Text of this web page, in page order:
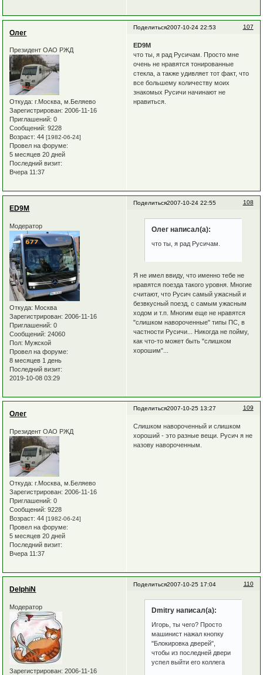
Поделиться 107
2007-10-24 22:53
Олег
Президент ОАО РЖД
Откуда: г.Москва, м.Беляево
Зарегистрирован: 2006-11-16
Приглашений: 0
Сообщений: 9228
Возраст: 44[1982-06-24]
Провел на форуме:
5 месяцев 20 дней
Последний визит:
Вчера 11:37
ED9M
что ты, я рад Русичам. Просто мне
очень не нравятся тонированные
стекла, а также удивляет тот факт, что
все большему количеству моих
знакомых Русичи начинают не
нравиться.
Поделиться 108
2007-10-24 22:55
ED9M
Модератор
Откуда: Москва
Зарегистрирован: 2006-11-16
Приглашений: 0
Сообщений: 24060
Пол: Мужской
Провел на форуме:
8 месяцев 1 день
Последний визит:
2019-10-08 03:29
Олег написал(а):
что ты, я рад Русичам.
Я не имел ввиду, что именно тебе не
нравятся поезда такого уровня. Многие
считают, что Русич самый ужасный и
безвкусный поезд, с самым ужасным
ходом и т.п. Многим еще не нравятся
"слишком навороченные" типы ПС, в
частности Русичи... Никогда не пойму,
как что-то может быть "слишком
хорошим"...
Поделиться 109
2007-10-25 13:27
Олег
Президент ОАО РЖД
Откуда: г.Москва, м.Беляево
Зарегистрирован: 2006-11-16
Приглашений: 0
Сообщений: 9228
Возраст: 44[1982-06-24]
Провел на форуме:
5 месяцев 20 дней
Последний визит:
Вчера 11:37
Слишком навороченный и слишком
хороший - это разные вещи. Русич я не
назову навороченным.
Поделиться 110
2007-10-25 17:04
DelphiN
Модератор
Зарегистрирован: 2006-11-16
Dmitry написал(а):
Игорь, ты чего? Просто
машинист нажал кнопку
"Блокировка дверей",
чтобы из последней двери
успел выйти его коллега